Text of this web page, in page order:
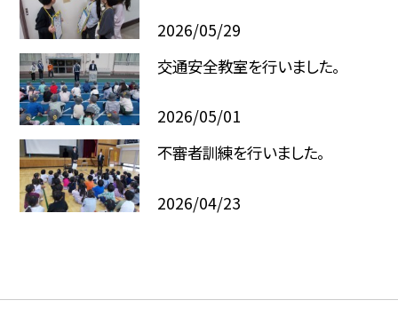
2026/05/29
交通安全教室を行いました。
2026/05/01
不審者訓練を行いました。
2026/04/23